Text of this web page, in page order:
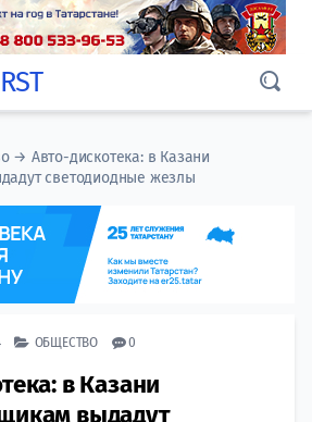
→ Авто-дискотека: в Казани
светодиодные жезлы
ОБЩЕСТВО 0
в Казани
выдадут